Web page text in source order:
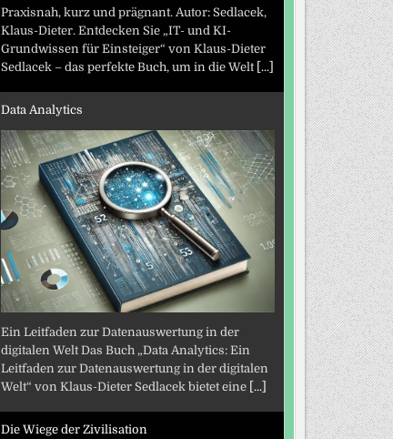
Praxisnah, kurz und prägnant. Autor: Sedlacek,
Klaus-Dieter. Entdecken Sie „IT- und KI-
Grundwissen für Einsteiger“ von Klaus-Dieter
Sedlacek – das perfekte Buch, um in die Welt [...]
Data Analytics
Ein Leitfaden zur Datenauswertung in der
digitalen Welt Das Buch „Data Analytics: Ein
Leitfaden zur Datenauswertung in der digitalen
Welt“ von Klaus-Dieter Sedlacek bietet eine [...]
Die Wiege der Zivilisation